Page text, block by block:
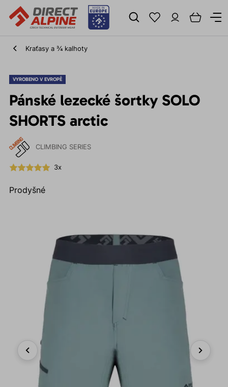
Kraťasy a ¾ kalhoty
VYROBENO V EVROPĚ
Pánské lezecké šortky SOLO
SHORTS arctic
CLIMBING SERIES
3x
Prodyšné
Previous Next